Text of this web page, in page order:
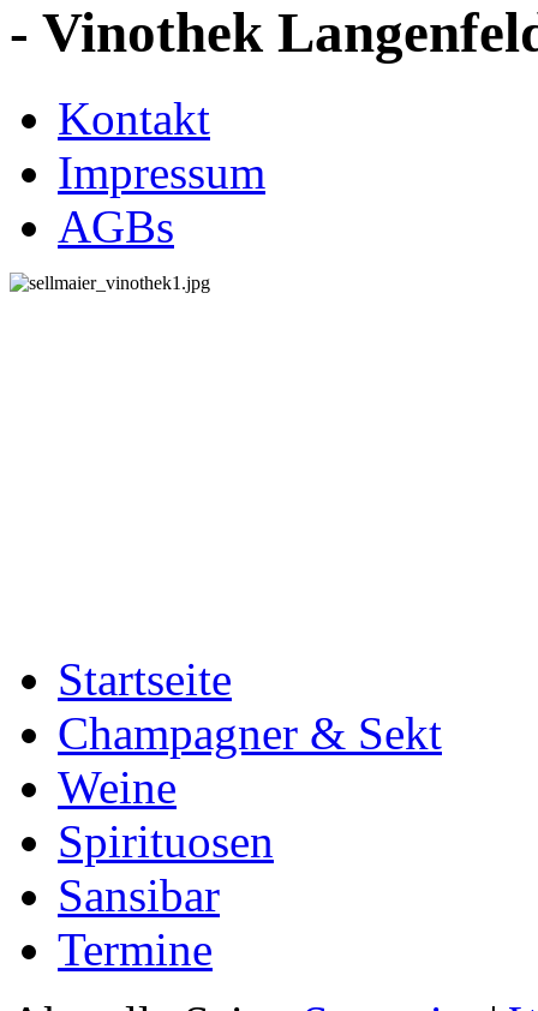
- Vinothek
Kontakt
Impressum
AGBs
Startseite
Champagner & Sekt
Weine
Spirituosen
Sansibar
Termine